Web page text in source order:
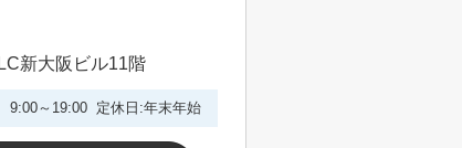
新大阪ビル11階
9:00～19:00 定休日:年末年始